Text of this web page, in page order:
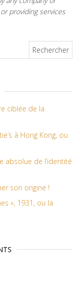
providing services
ciblée de la
à Hong Kong, ou
absolue de l’identité
son origine !
», 1931, ou la